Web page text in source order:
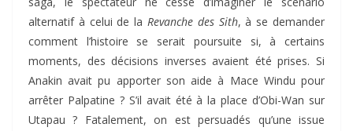
alternatif à celui de la Revanche des Sith, à se demander
comment l’histoire se serait poursuite si, à certains
moments, des décisions inverses avaient été prises. Si
Anakin avait pu apporter son aide à Mace Windu pour
arrêter Palpatine ? S’il avait été à la place d’Obi-Wan sur
Utapau ? Fatalement, on est persuadés qu’une issue